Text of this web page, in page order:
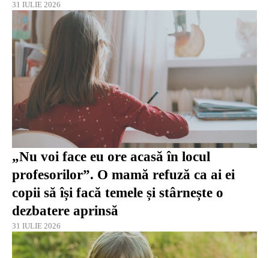
31 IULIE 2026
„Nu voi face eu ore acasă în locul
profesorilor”. O mamă refuză ca ai ei
copii să își facă temele și stârnește o
dezbatere aprinsă
31 IULIE 2026